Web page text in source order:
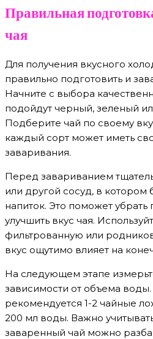
Правильная
чая
Для получения вкусного
правильно подготовить и
Начните с выбора
подойдут черный, зеленый
Подберите чай по своему
каждый сорт может иметь
заваривания.
Перед завариванием
или другой сосуд, в котором
напиток. Это поможет убрать
улучшить вкус чая.
фильтрованную или
вкус ощутимо влияет на
На следующем этапе
зависимости от объема
рекомендуется 1-2 чайные
200 мл воды. Важно
заваренный чай можно